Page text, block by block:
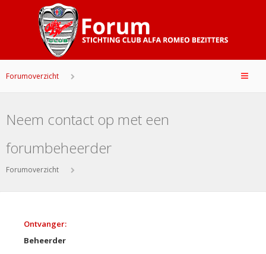
Forumoverzicht
Neem contact op met een
forumbeheerder
Forumoverzicht
Ontvanger:
Beheerder